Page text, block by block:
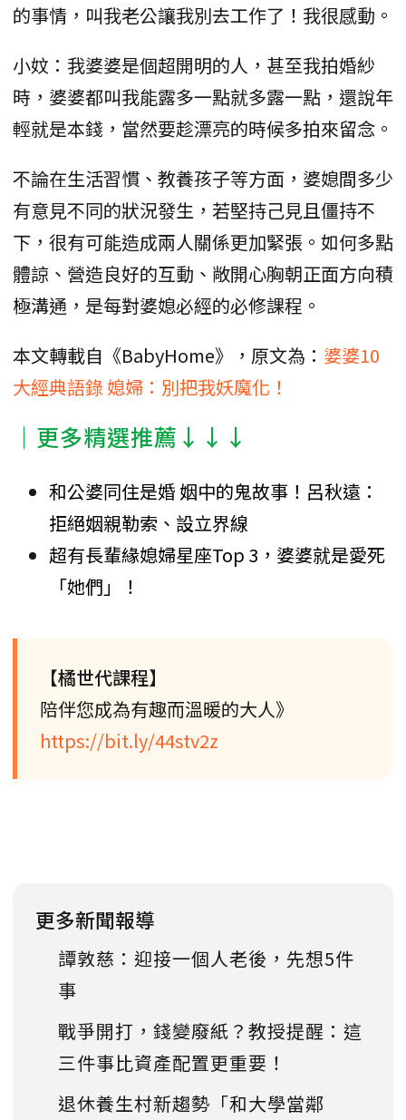
的事情，叫我老公讓我別去工作了！我很感動。
小妏：我婆婆是個超開明的人，甚至我拍婚紗
時，婆婆都叫我能露多一點就多露一點，還說年
輕就是本錢，當然要趁漂亮的時候多拍來留念。
不論在生活習慣、教養孩子等方面，婆媳間多少
有意見不同的狀況發生，若堅持己見且僵持不
下，很有可能造成兩人關係更加緊張。如何多點
體諒、營造良好的互動、敞開心胸朝正面方向積
極溝通，是每對婆媳必經的必修課程。
本文轉載自《BabyHome》，原文為： 婆婆10
大經典語錄 媳婦：別把我妖魔化！
│更多精選推薦↓↓↓
和公婆同住是婚 姻中的鬼故事！呂秋遠：
拒絕姻親勒索、設立界線
超有長輩緣媳婦星座Top 3，婆婆就是愛死
「她們」！
【橘世代課程】
陪伴您成為有趣而溫暖的大人》
https://bit.ly/44stv2z
更多新聞報導
譚敦慈：迎接一個人老後，先想5件
事
戰爭開打，錢變廢紙？教授提醒：這
三件事比資產配置更重要！
退休養生村新趨勢「和大學當鄰